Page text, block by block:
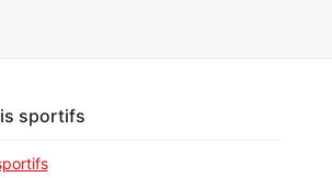
sportifs